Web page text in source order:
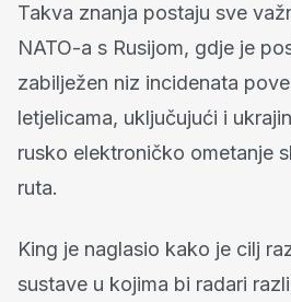
Takva znanja postaju sve
NATO-a s Rusijom, gdje je
zabilježen niz incidenata
letjelicama, uključujući i
rusko elektroničko ometanje
ruta.
King je naglasio kako je cilj
sustave u kojima bi radari